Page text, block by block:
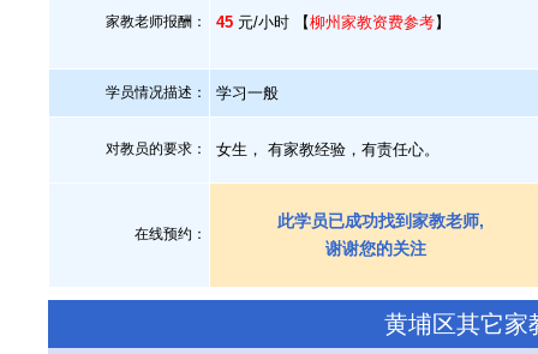
家教老师报酬： 45 元/小时 【柳州家教资费参考】
学员情况描述： 学习一般
对教员的要求： 女生， 有家教经验，有责任心。
在线预约：
此学员已成功找到家教老师,
谢谢您的关注
黄埔区其它家